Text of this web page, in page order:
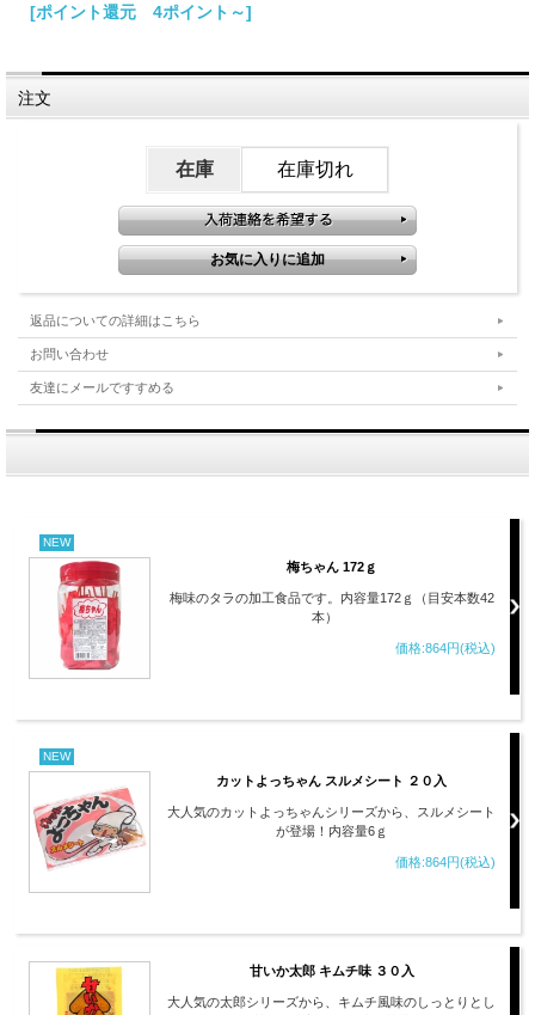
[ポイント還元 4ポイント～]
注文
在庫 在庫切れ
返品についての詳細はこちら
お問い合わせ
友達にメールですすめる
NEW
梅ちゃん 172ｇ
梅味のタラの加工食品です。内容量172ｇ（目安本数42
本）
価格:864円(税込)
NEW
カットよっちゃん スルメシート ２０入
大人気のカットよっちゃんシリーズから、スルメシート
が登場！内容量6ｇ
価格:864円(税込)
甘いか太郎 キムチ味 ３０入
大人気の太郎シリーズから、キムチ風味のしっとりとし